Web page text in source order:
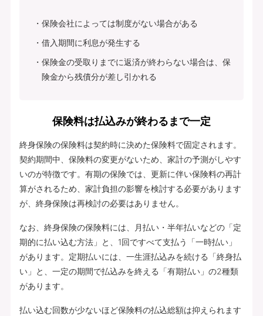
保険会社によっては制度がない場合がある
借入期間に利息が発生する
保険金の受取りまでに返済が終わらない場合は、保
険金から残債分が差し引かれる
保険料は払込みが終わるまで一定
終身保険の保険料は契約時に決めた保険料で固定されます。
契約期間中、保険料の変更がないため、家計の予測がしやす
いのが特徴です。有期の保険では、更新に伴い保険料の再計
算がされるため、家計負担の影響を検討する必要があります
が、終身保険は再検討の必要はありません。
なお、終身保険の保険料には、月払い・半年払いなどの「定
期的に払い込む方法」と、1回ですべて支払う「一時払い」
があります。定期払いには、一生涯払込みを続ける「終身払
い」と、一定の期間で払込みを終える「有期払い」の2種類
があります。
払い込む回数が少ないほど保険料の払込総額は抑えられます